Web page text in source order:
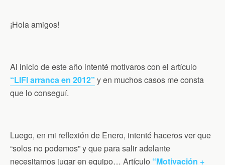
¡Hola amigos!
Al inicio de este año intenté motivaros con el artículo
“LIFI arranca en 2012” y en muchos casos me consta
que lo conseguí.
Luego, en mi reflexión de Enero, intenté haceros ver que
“solos no podemos” y que para salir adelante
necesitamos jugar en equipo… Artículo “Motivación +